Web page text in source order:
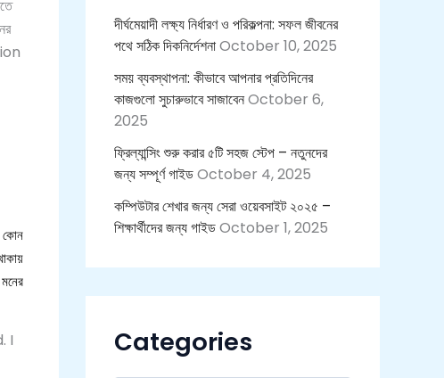
কোন
মনের
I
দীর্ঘমেয়াদী লক্ষ্য নির্ধারণ ও পরিকল্পনা: সফল জীবনের
পথে সঠিক দিকনির্দেশনাOctober 10, 2025
সময় ব্যবস্থাপনা: কীভাবে আপনার প্রতিদিনের
কাজগুলো সুচারুভাবে সাজাবেনOctober 6,
2025
ফ্রিল্যান্সিং শুরু করার ৫টি সহজ স্টেপ – নতুনদের
জন্য সম্পূর্ণ গাইডOctober 4, 2025
কম্পিউটার শেখার জন্য সেরা ওয়েবসাইট ২০২৫ –
শিক্ষার্থীদের জন্য গাইডOctober 1, 2025
Categories